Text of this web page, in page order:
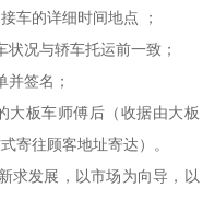
车的详细时间地点 ；
况与轿车托运前一致；
签名；
大板车师傅后（收据由大板
寄往顾客地址寄达）。
求发展，以市场为向导，以